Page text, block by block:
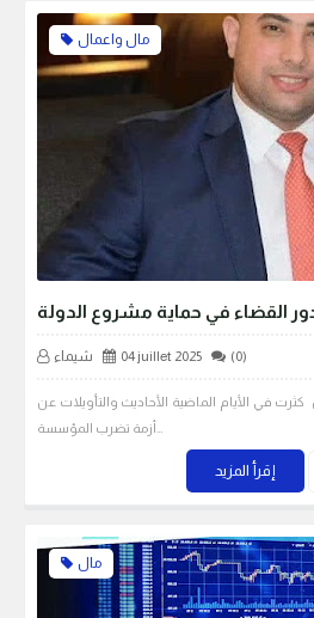
مال واعمال
القضاء في حماية مشروع الدولة
شيماء 04 juillet 2025 (0)
في الأيام الماضية الأحاديث والتأويلات عن
إقرأ المزيد
مال